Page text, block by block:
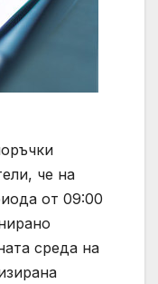
че на
от 09:00
среда на